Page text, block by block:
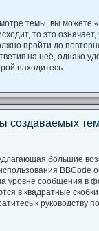
темы, вы можете
то это
пройти до
на неё, однако
находитесь.
создаваемых
большие
BBCode
уровне сообщения в
в квадратные
к руководству